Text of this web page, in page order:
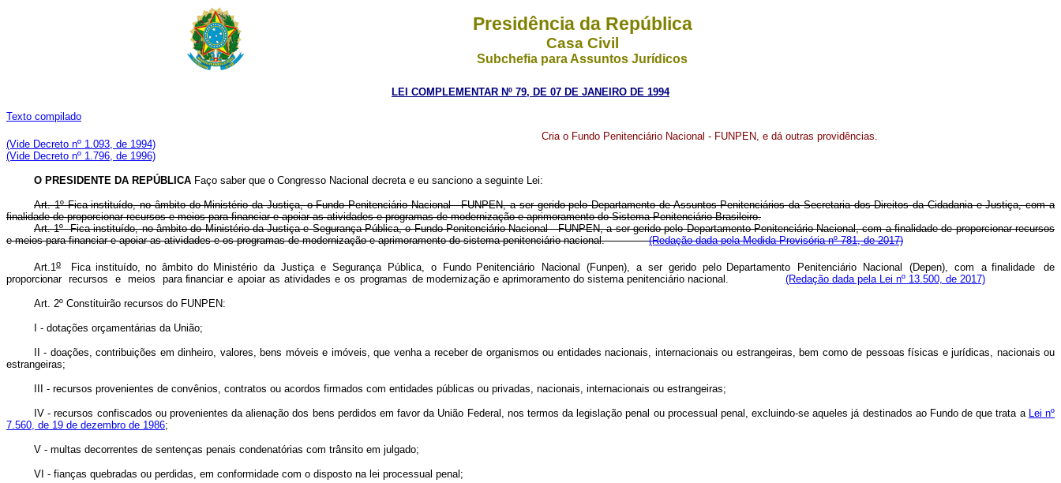
Presidência da República
Casa Civil
Subchefia para Assuntos Jurídicos
LEI COMPLEMENTAR Nº 79, DE 07 DE JANEIRO DE 1994
Texto compilado
(Vide Decreto nº 1.093, de 1994)
(Vide Decreto nº 1.796, de 1996)
Cria o Fundo Penitenciário Nacional - FUNPEN, e dá outras providências.
O PRESIDENTE DA REPÚBLICA Faço saber que o Congresso Nacional decreta e eu sanciono a seguinte Lei:
Art. 1º Fica instituído, no âmbito do Ministério da Justiça, o Fundo Penitenciário Nacional - FUNPEN, a ser gerido pelo Departamento de Assuntos Penitenciários da Secretaria dos Direitos da Cidadania e Justiça, com a
finalidade de proporcionar recursos e meios para financiar e apoiar as atividades e programas de modernização e aprimoramento do Sistema Penitenciário Brasileiro.
Art. 1º Fica instituído, no âmbito do Ministério da Justiça e Segurança Pública, o Fundo Penitenciário Nacional - FUNPEN, a ser gerido pelo Departamento Penitenciário Nacional, com a finalidade de proporcionar recursos
e meios para financiar e apoiar as atividades e os programas de modernização e aprimoramento do sistema penitenciário nacional.(Redação dada pela Medida Provisória nº 781, de 2017)
Art.1o Fica instituído, no âmbito do Ministério da Justiça e Segurança Pública, o Fundo Penitenciário Nacional (Funpen), a ser gerido pelo Departamento Penitenciário Nacional (Depen), com afinalidade de
proporcionar recursos e meios para financiar e apoiar as atividades e os programas de modernização e aprimoramento do sistema penitenciário nacional. (Redação dada pela Lei nº 13.500, de 2017)
Art. 2º Constituirão recursos do FUNPEN:
I - dotações orçamentárias da União;
II - doações, contribuições em dinheiro, valores, bens móveis e imóveis, que venha a receber de organismos ou entidades nacionais, internacionais ou estrangeiras, bem como de pessoas físicas e jurídicas, nacionais ou
estrangeiras;
III - recursos provenientes de convênios, contratos ou acordos firmados com entidades públicas ou privadas, nacionais, internacionais ou estrangeiras;
IV - recursos confiscados ou provenientes da alienação dos bens perdidos em favor da União Federal, nos termos da legislação penal ou processual penal, excluindo-se aqueles já destinados ao Fundo de que trata a Lei nº
7.560, de 19 de dezembro de 1986;
V - multas decorrentes de sentenças penais condenatórias com trânsito em julgado;
VI - fianças quebradas ou perdidas, em conformidade com o disposto na lei processual penal;